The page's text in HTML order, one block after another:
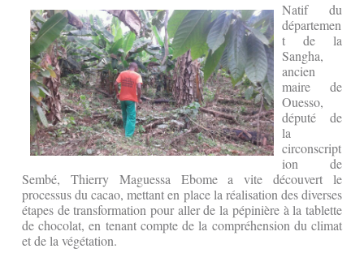
Natif du
départemen
t de la
Sangha,
ancien
maire de
Ouesso,
député de
la
circonscript
ion de
Sembé, Thierry Maguessa Ebome a vite découvert le
processus du cacao, mettant en place la réalisation des diverses
étapes de transformation pour aller de la pépinière à la tablette
de chocolat, en tenant compte de la compréhension du climat
et de la végétation.